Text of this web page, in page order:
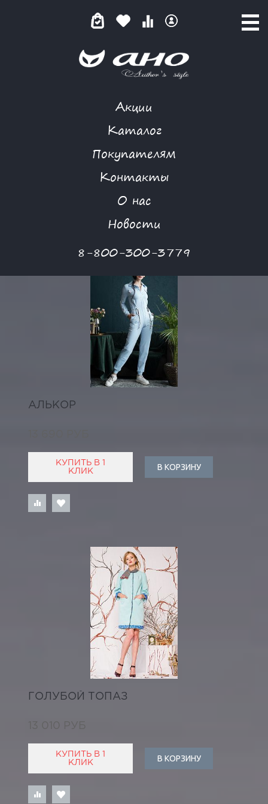
Акции
Каталог
Покупателям
Контакты
О нас
Новости
8-800-300-3779
КАТАЛОГ ТОВАРОВ
АЛЬКОР
КУПИТЬ В 1
КЛИК
В КОРЗИНУ
ГОЛУБОЙ ТОПАЗ
13 010 РУБ
КУПИТЬ В 1
КЛИК
В КОРЗИНУ